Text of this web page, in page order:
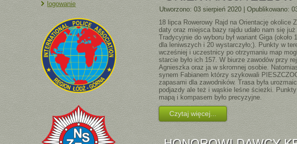
logowanie
Utworzono: 03 sierpień 2020 |Opublikowano:
18 lipca Rowerowy Rajd na Orientację okolice
daty oraz miejsca bazy rajdu udało nam się
Tradycyjnie do wyboru był wariant Giga
dla leniwszych i 20 wystarczyło;). Punkty w
wcześniej i uczestnicy po otrzymaniu map
starcie było ich 157. W biurze zawodów przy
Agnieszka oraz ja w skromnej osobie.
synem Fabianem którzy szykowali
zapasami dla zawodników. Trasa była
podjazdy ale też i wąskie leśne ścieżki.
mapą i kompasem było precyzyjne.
Czytaj więcej...